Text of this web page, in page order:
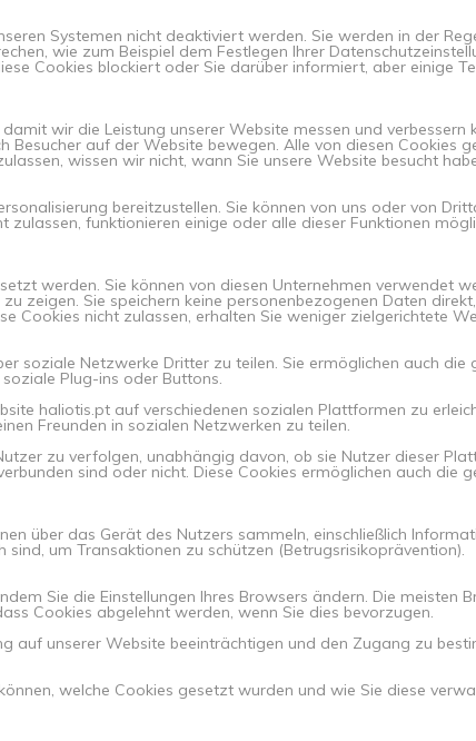
Systemen nicht deaktiviert werden. Sie werden in der
wie zum Beispiel dem Festlegen Ihrer
Cookies blockiert oder Sie darüber informiert, aber einige
wir die Leistung unserer Website messen und verbessern
auf der Website bewegen. Alle von diesen Cookies
wissen wir nicht, wann Sie unsere Website besucht
bereitzustellen. Sie können von uns oder von
funktionieren einige oder alle dieser Funktionen
werden. Sie können von diesen Unternehmen verwendet
zeigen. Sie speichern keine personenbezogenen Daten
Cookies nicht zulassen, erhalten Sie weniger zielgerichtete
soziale Netzwerke Dritter zu teilen. Sie ermöglichen auch die
Plug-ins oder Buttons.
haliotis.pt auf verschiedenen sozialen Plattformen zu
Freunden in sozialen Netzwerken zu teilen.
zu verfolgen, unabhängig davon, ob sie Nutzer dieser
sind oder nicht. Diese Cookies ermöglichen auch die
über das Gerät des Nutzers sammeln, einschließlich
um Transaktionen zu schützen (Betrugsrisikoprävention).
Sie die Einstellungen Ihres Browsers ändern. Die meisten
Cookies abgelehnt werden, wenn Sie dies bevorzugen.
auf unserer Website beeinträchtigen und den Zugang zu
welche Cookies gesetzt wurden und wie Sie diese